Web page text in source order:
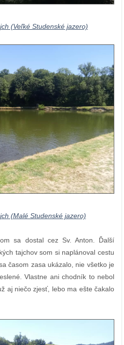
(Veľké Studenské jazero)
(Malé Studenské jazero)
sa dostal cez Sv. Anton. Ďalší
tajchov som si naplánoval cestu
časom zasa ukázalo, nie všetko je
Vlastne ani chodník to nebol
aj niečo zjesť, lebo ma ešte čakalo